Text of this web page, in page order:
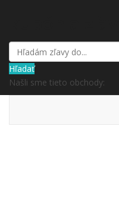
Hľadať
Našli sme tieto obchody: